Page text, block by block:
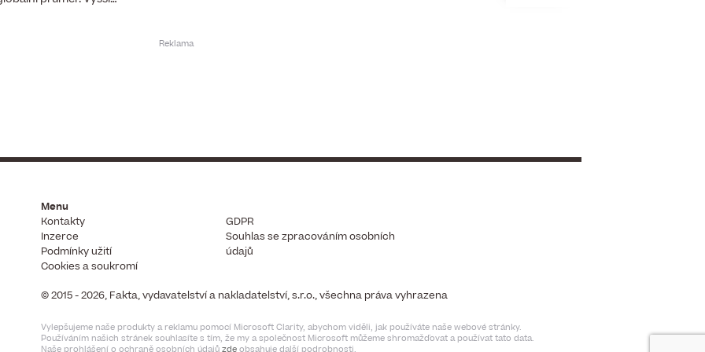
Menu
Kontakty
Inzerce
Podmínky užití
Cookies a soukromí
GDPR
Souhlas se zpracováním osobních
údajů
© 2015 - 2026, Fakta, vydavatelství a nakladatelství, s.r.o., všechna práva vyhrazena
Vylepšujeme naše produkty a reklamu pomocí Microsoft Clarity, abychom viděli, jak používáte naše webové stránky.
Používáním našich stránek souhlasíte s tím, že my a společnost Microsoft můžeme shromažďovat a používat tato data.
Naše prohlášení o ochraně osobních údajůzde obsahuje další podrobnosti.